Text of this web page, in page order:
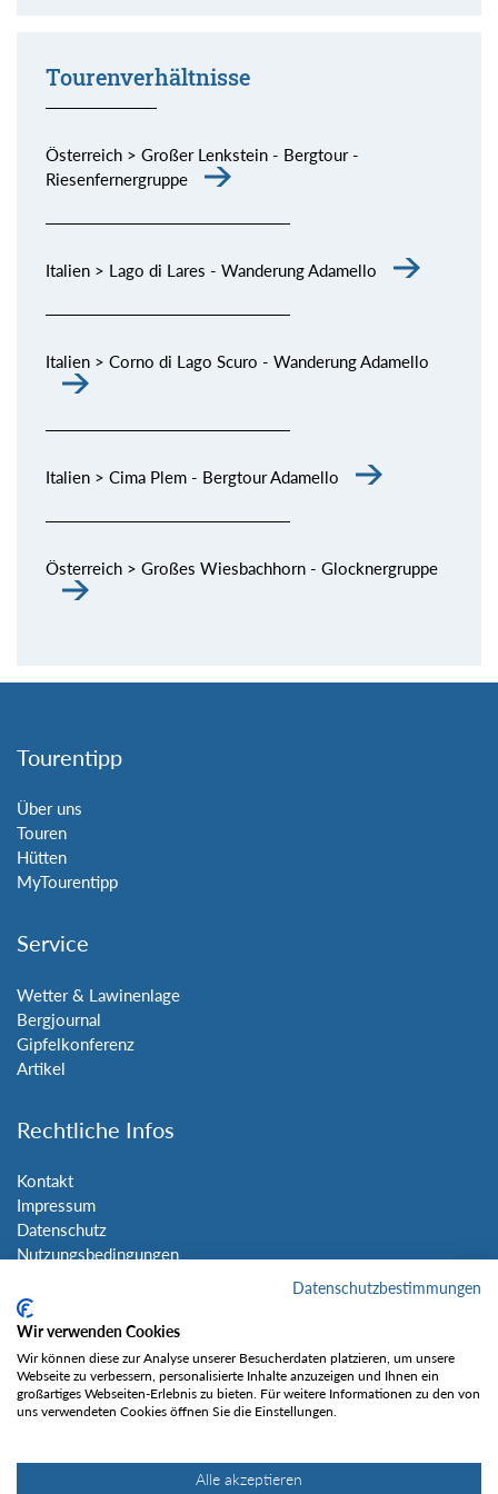
Tourenverhältnisse
Österreich > Großer Lenkstein - Bergtour -
Riesenfernergruppe
Italien > Lago di Lares - Wanderung Adamello
Italien > Corno di Lago Scuro - Wanderung Adamello
Italien > Cima Plem - Bergtour Adamello
Österreich > Großes Wiesbachhorn - Glocknergruppe
Tourentipp
Über uns
Touren
Hütten
MyTourentipp
Service
Wetter & Lawinenlage
Bergjournal
Gipfelkonferenz
Artikel
Rechtliche Infos
Kontakt
Impressum
Datenschutz
Nutzungsbedingungen
Social Media
Gefällt mir
Datenschutzbestimmungen
Wir verwenden Cookies
Wir können diese zur Analyse unserer Besucherdaten platzieren, um unsere
Webseite zu verbessern, personalisierte Inhalte anzuzeigen und Ihnen ein
großartiges Webseiten-Erlebnis zu bieten. Für weitere Informationen zu den von
uns verwendeten Cookies öffnen Sie die Einstellungen.
Alle akzeptieren